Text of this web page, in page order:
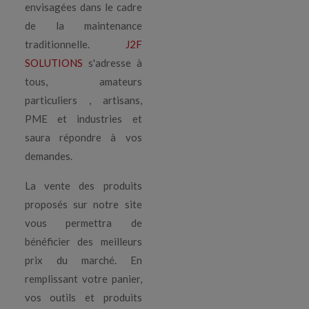
envisagées dans le cadre
de la maintenance
traditionnelle.
J2F
SOLUTIONS s'adresse à
tous, amateurs
particuliers , artisans,
PME et industries et
saura répondre à vos
demandes.
La vente des produits
proposés sur notre site
vous permettra de
bénéficier des meilleurs
prix du marché. En
remplissant votre panier,
vos outils et produits